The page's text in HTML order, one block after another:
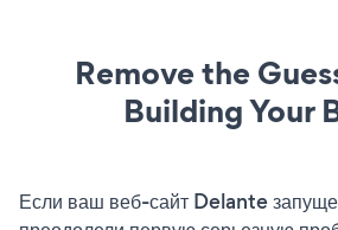
Remove the
Building Your
Если ваш веб-сайт Delante